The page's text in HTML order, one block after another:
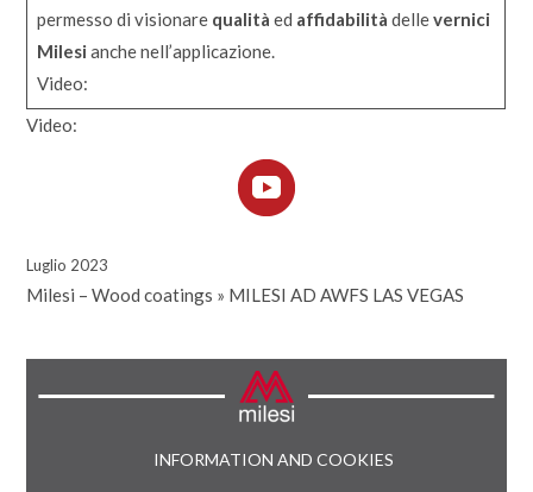
permesso di visionare qualità ed affidabilità dellevernici
Milesi anche nell’applicazione.
Video:
Video:
Luglio 2023
Milesi – Wood coatings » MILESI AD AWFS LAS VEGAS
INFORMATION AND COOKIES